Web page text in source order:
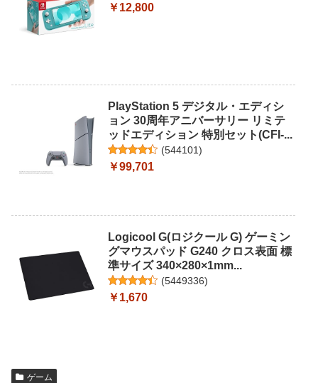
￥12,800
PlayStation 5 デジタル・エディシ
ョン 30周年アニバーサリー リミテ
ッドエディション 特別セット(CFI-...
(544101)
￥99,701
Logicool G(ロジクール G) ゲーミン
グマウスパッド G240 クロス表面 標
準サイズ 340×280×1mm...
(5449336)
￥1,670
ゲーム